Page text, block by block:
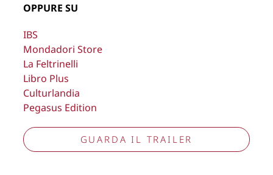
OPPURE SU
IBS
Mondadori Store
La Feltrinelli
Libro Plus
Culturlandia
Pegasus Edition
GUARDA IL TRAILER